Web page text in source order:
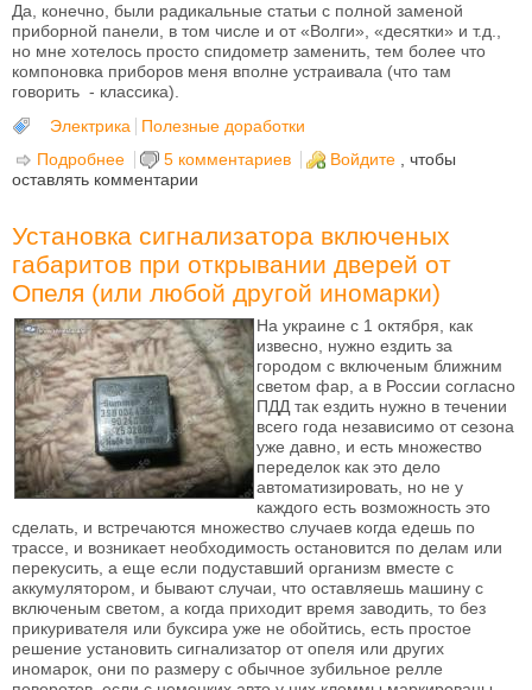
Да, конечно, были радикальные статьи с полной заменой
приборной панели, в том числе и от «Волги», «десятки» и т.д.,
но мне хотелось просто спидометр заменить, тем более что
компоновка приборов меня вполне устраивала (что там
говорить - классика).
Электрика
Полезные доработки
Подробнее о Цифровой спидометр в панель приборов
ВАЗ-2107
5 комментариев Войдите
, чтобы
оставлять комментарии
Установка сигнализатора включеных
габаритов при открывании дверей от
Опеля (или любой другой иномарки)
На украине с 1 октября, как
извесно, нужно ездить за
городом с включеным ближним
светом фар, а в России согласно
ПДД так ездить нужно в течении
всего года независимо от сезона
уже давно, и есть множество
переделок как это дело
автоматизировать, но не у
каждого есть возможность это
сделать, и встречаются множество случаев когда едешь по
трассе, и возникает необходимость остановится по делам или
перекусить, а еще если подуставший организм вместе с
аккумулятором, и бывают случаи, что оставляешь машину с
включеным светом, а когда приходит время заводить, то без
прикуривателя или буксира уже не обойтись, есть простое
решение установить сигнализатор от опеля или других
иномарок, они по размеру с обычное зубильное релле